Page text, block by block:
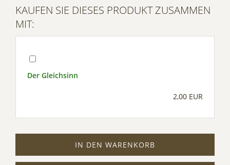
KAUFEN SIE DIESES PRODUKT ZUSAMMEN
MIT:
Der Gleichsinn
2,00 EUR
IN DEN WARENKORB